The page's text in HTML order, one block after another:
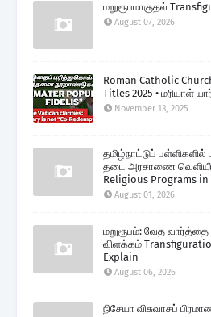
மறுரூபமாகுதல்
August 07, 2026
Roman Catholic
Titles 2025 • மரியாள்
November 13, 2025
தமிழ்நாட்டுப் பள்ளிகளில்
தடை அரசாணை
Religious Programs in
August 01, 2026
மறுரூபம்: வேத வார்த்தை
விளக்கம்
Explain
August 06, 2026
நிசேயா விசுவாசப்